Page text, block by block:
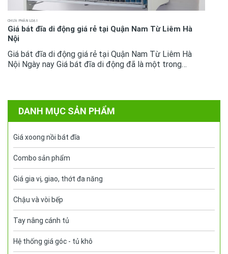
CHƯA PHÂN LOẠI
Giá bát đĩa di động giá rẻ tại Quận Nam Từ Liêm Hà
Nội
Giá bát đĩa di động giá rẻ tại Quận Nam Từ Liêm Hà
Nội Ngày nay Giá bát đĩa di động đã là một trong
DANH MỤC SẢN PHẨM
Giá xoong nồi bát đĩa
Combo sản phẩm
Giá gia vị, giao, thớt đa năng
Chậu và vòi bếp
Tay nâng cánh tủ
Hệ thống giá góc - tủ khô